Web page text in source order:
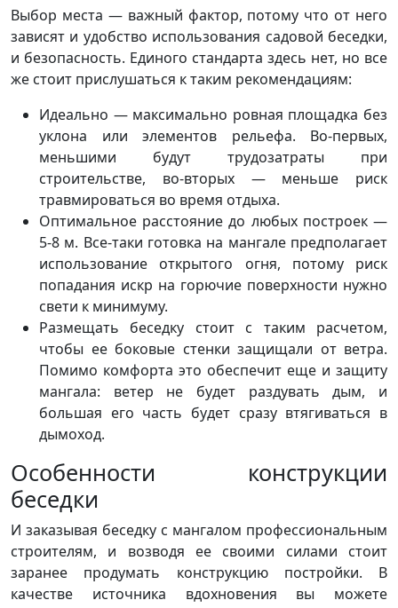
Выбор места — важный фактор, потому что от него
зависят и удобство использования садовой беседки,
и безопасность. Единого стандарта здесь нет, но все
же стоит прислушаться к таким рекомендациям:
Идеально — максимально ровная площадка без
уклона или элементов рельефа. Во-первых,
меньшими будут трудозатраты при
строительстве, во-вторых — меньше риск
травмироваться во время отдыха.
Оптимальное расстояние до любых построек —
5-8 м. Все-таки готовка на мангале предполагает
использование открытого огня, потому риск
попадания искр на горючие поверхности нужно
свети к минимуму.
Размещать беседку стоит с таким расчетом,
чтобы ее боковые стенки защищали от ветра.
Помимо комфорта это обеспечит еще и защиту
мангала: ветер не будет раздувать дым, и
большая его часть будет сразу втягиваться в
дымоход.
Особенности конструкции
беседки
И заказывая беседку с мангалом профессиональным
строителям, и возводя ее своими силами стоит
заранее продумать конструкцию постройки. В
качестве источника вдохновения вы можете